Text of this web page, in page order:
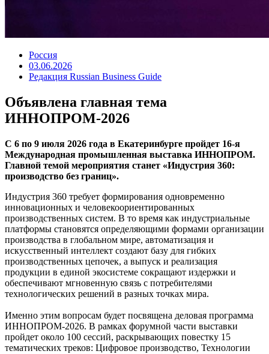
Россия
03.06.2026
Редакция Russian Business Guide
Объявлена главная тема
ИННОПРОМ-2026
С 6 по 9 июля 2026 года в Екатеринбурге пройдет 16-я
Международная промышленная выставка ИННОПРОМ.
Главной темой мероприятия станет «Индустрия 360:
производство без границ».
Индустрия 360 требует формирования одновременно
инновационных и человекоориентированных
производственных систем. В то время как индустриальные
платформы становятся определяющими формами организации
производства в глобальном мире, автоматизация и
искусственный интеллект создают базу для гибких
производственных цепочек, а выпуск и реализация
продукции в единой экосистеме сокращают издержки и
обеспечивают мгновенную связь с потребителями
технологических решений в разных точках мира.
Именно этим вопросам будет посвящена деловая программа
ИННОПРОМ-2026. В рамках форумной части выставки
пройдет около 100 сессий, раскрывающих повестку 15
тематических треков: Цифровое производство, Технологии